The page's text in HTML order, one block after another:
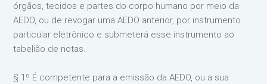
órgãos, tecidos e partes do corpo humano por meio da
AEDO, ou de revogar uma AEDO anterior, por instrumento
particular eletrônico e submeterá esse instrumento ao
tabelião de notas.
§ 1º É competente para a emissão da AEDO, ou a sua